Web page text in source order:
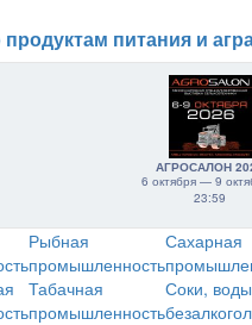
питания и
АГРОСАЛОН
6 октября — 9
23:59
Рыбная
промышленность
Сахарная
Табачная
промышленность
Соки,